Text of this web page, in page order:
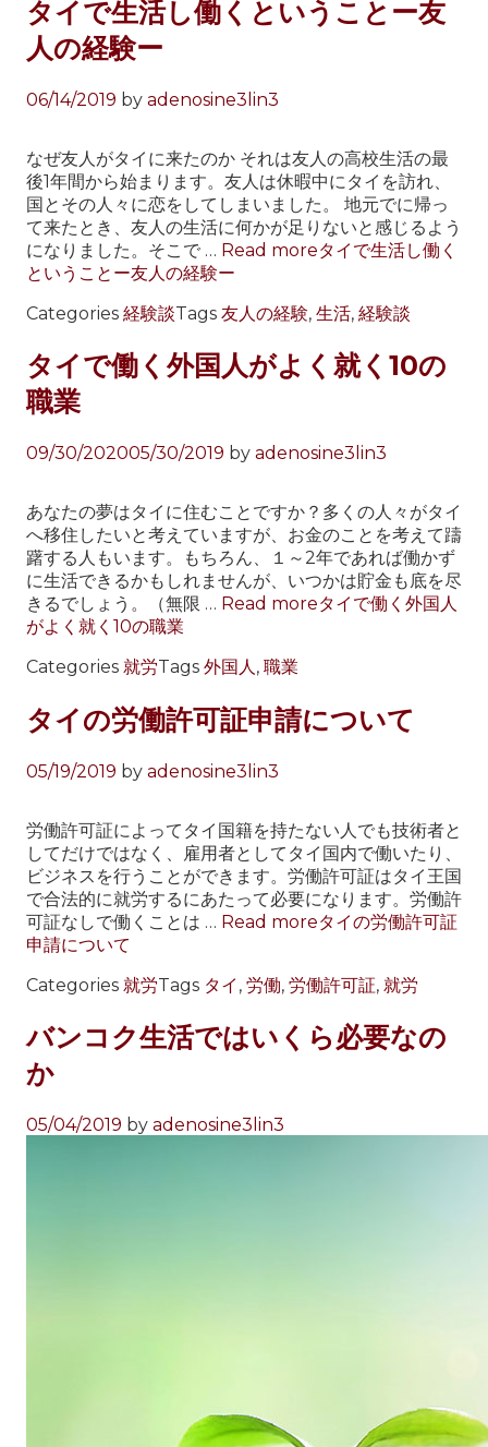
タイで生活し働くということー友
人の経験ー
06/14/2019 by adenosine3lin3
なぜ友人がタイに来たのか それは友人の高校生活の最
後1年間から始まります。友人は休暇中にタイを訪れ、
国とその人々に恋をしてしまいました。 地元でに帰っ
て来たとき、友人の生活に何かが足りないと感じるよう
になりました。そこで … Read moreタイで生活し働く
ということー友人の経験ー
Categories 経験談Tags 友人の経験, 生活, 経験談
タイで働く外国人がよく就く10の
職業
09/30/202005/30/2019 by adenosine3lin3
あなたの夢はタイに住むことですか？多くの人々がタイ
へ移住したいと考えていますが、お金のことを考えて躊
躇する人もいます。もちろん、１～2年であれば働かず
に生活できるかもしれませんが、いつかは貯金も底を尽
きるでしょう。（無限 … Read moreタイで働く外国人
がよく就く10の職業
Categories 就労Tags 外国人, 職業
タイの労働許可証申請について
05/19/2019 by adenosine3lin3
労働許可証によってタイ国籍を持たない人でも技術者と
してだけではなく、雇用者としてタイ国内で働いたり、
ビジネスを行うことができます。労働許可証はタイ王国
で合法的に就労するにあたって必要になります。労働許
可証なしで働くことは … Read moreタイの労働許可証
申請について
Categories 就労Tags タイ , 労働, 労働許可証, 就労
バンコク生活ではいくら必要なの
か
05/04/2019 by adenosine3lin3